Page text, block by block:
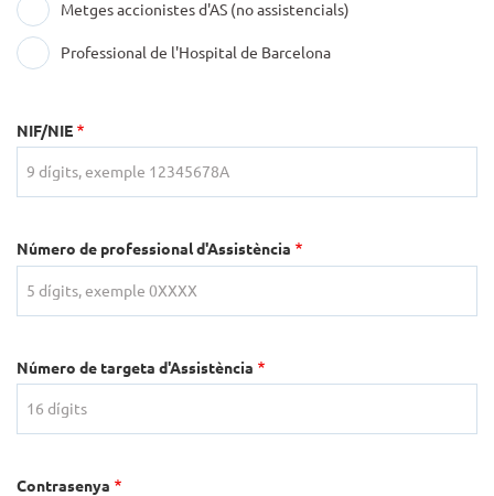
Metges accionistes d'AS (no assistencials)
Professional de l'Hospital de Barcelona
NIF/NIE
Número de professional d'Assistència
Número de targeta d'Assistència
Contrasenya